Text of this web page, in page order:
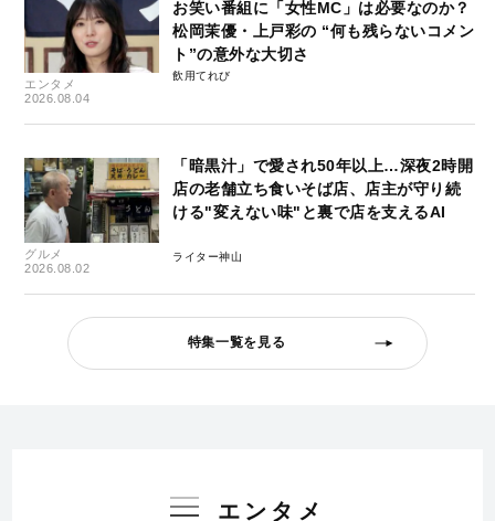
エンタメ
2026.08.04
お笑い番組に「女性MC」は必要なのか？
松岡茉優・上戸彩の “何も残らないコメン
ト”の意外な大切さ
飲用てれび
グルメ
2026.08.02
「暗黒汁」で愛され50年以上…深夜2時開
店の老舗立ち食いそば店、店主が守り続
ける"変えない味"と裏で店を支えるAI
ライター神山
特集一覧を見る
エンタメ